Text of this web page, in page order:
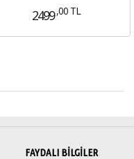
2499 ,00 TL
FAYDALI BİLGİLER